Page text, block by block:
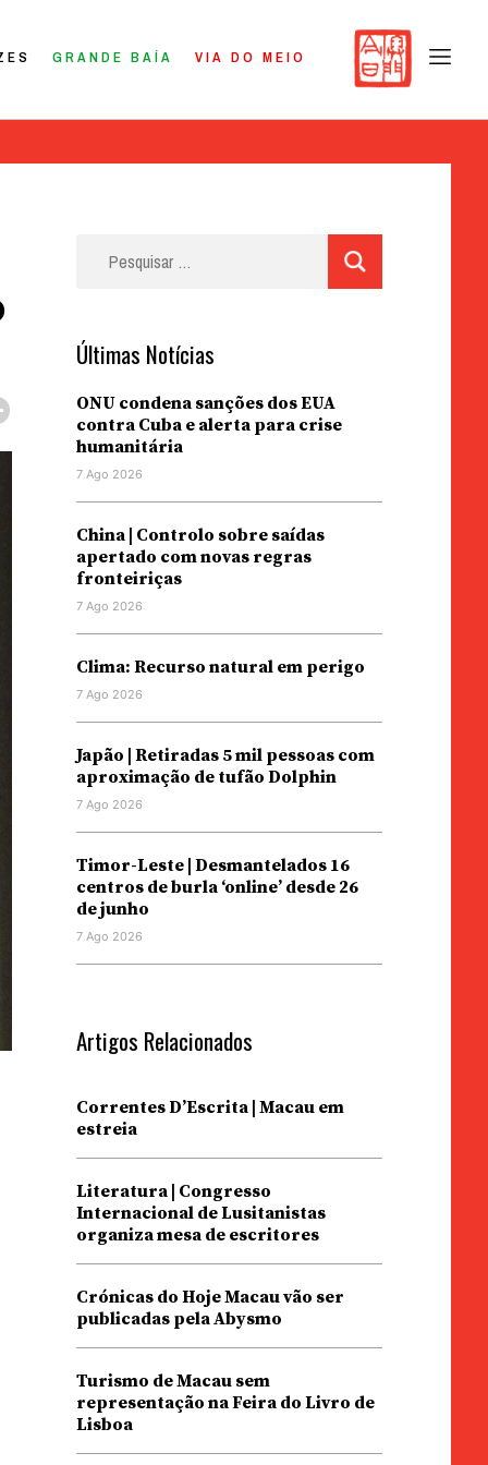
GRANDE BAÍA VIA DO MEIO
Últimas Notícias
ONU condena sanções dos EUA
contra Cuba e alerta para crise
humanitária
7 Ago 2026
China | Controlo sobre saídas
apertado com novas regras
fronteiriças
7 Ago 2026
Clima: Recurso natural em perigo
7 Ago 2026
Japão | Retiradas 5 mil pessoas com
aproximação de tufão Dolphin
7 Ago 2026
Timor-Leste | Desmantelados 16
centros de burla ‘online’ desde 26
de junho
7 Ago 2026
Artigos Relacionados
Correntes D’Escrita | Macau em
estreia
Literatura | Congresso
Internacional de Lusitanistas
organiza mesa de escritores
Crónicas do Hoje Macau vão ser
publicadas pela Abysmo
Turismo de Macau sem
representação na Feira do Livro de
Lisboa